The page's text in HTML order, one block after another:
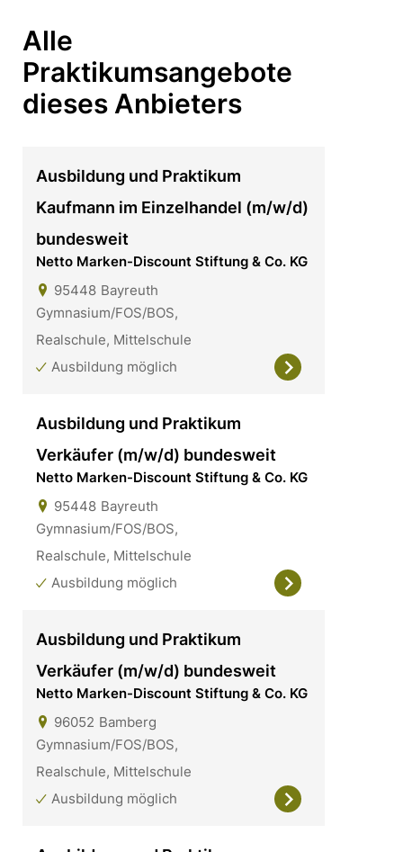
Alle
Praktikumsangebote
dieses Anbieters
Ausbildung und Praktikum
Kaufmann im Einzelhandel (m/w/d)
bundesweit
Netto Marken-Discount Stiftung & Co. KG
95448 Bayreuth
Gymnasium/FOS/BOS,
Realschule, Mittelschule
Ausbildung möglich
Ausbildung und Praktikum
Verkäufer (m/w/d) bundesweit
Netto Marken-Discount Stiftung & Co. KG
95448 Bayreuth
Gymnasium/FOS/BOS,
Realschule, Mittelschule
Ausbildung möglich
Ausbildung und Praktikum
Verkäufer (m/w/d) bundesweit
Netto Marken-Discount Stiftung & Co. KG
96052 Bamberg
Gymnasium/FOS/BOS,
Realschule, Mittelschule
Ausbildung möglich